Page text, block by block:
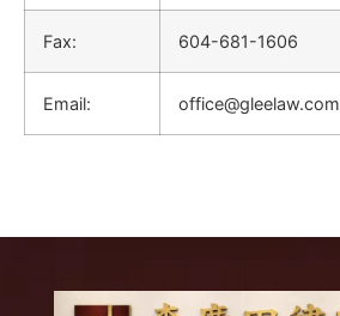
Fax: 604-681-1606
Email: office@gleelaw.com